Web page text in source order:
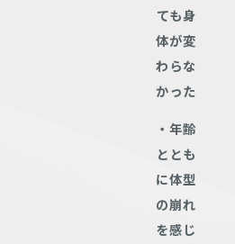
ても身
体が変
わらな
かった
・年齢
ととも
に体型
の崩れ
を感じ